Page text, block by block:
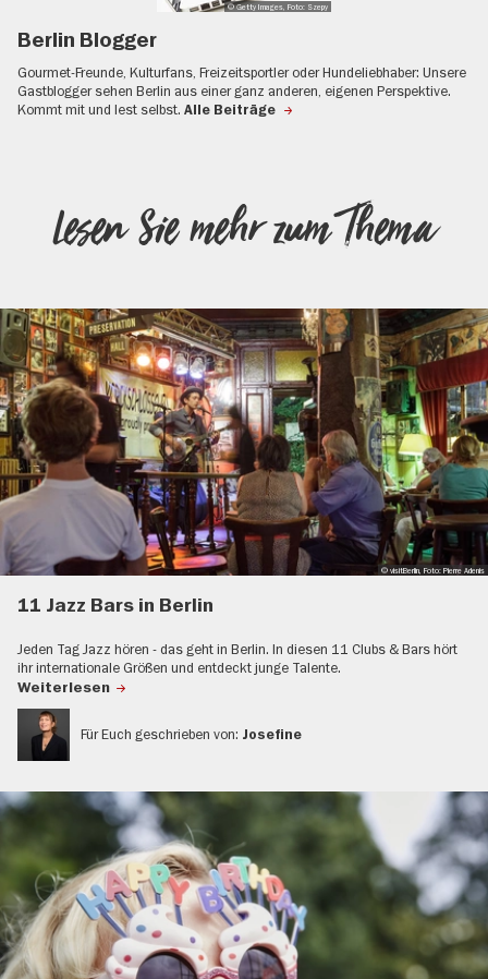
© Getty Images, Foto: Szepy
Berlin Blogger
Gourmet-Freunde, Kulturfans, Freizeitsportler oder Hundeliebhaber: Unsere
Gastblogger sehen Berlin aus einer ganz anderen, eigenen Perspektive.
Kommt mit und lest selbst. Alle Beiträge
Lesen Sie mehr zum Thema
© visitBerlin, Foto: Pierre Adenis
11 Jazz Bars in Berlin
Jeden Tag Jazz hören - das geht in Berlin. In diesen 11 Clubs & Bars hört
ihr internationale Größen und entdeckt junge Talente.
Weiterlesen
Für Euch geschrieben von: Josefine